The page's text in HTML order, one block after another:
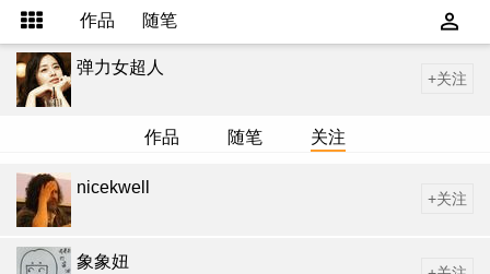
作品 随笔
弹力女超人
+关注
作品 随笔 关注
nicekwell
+关注
象象妞